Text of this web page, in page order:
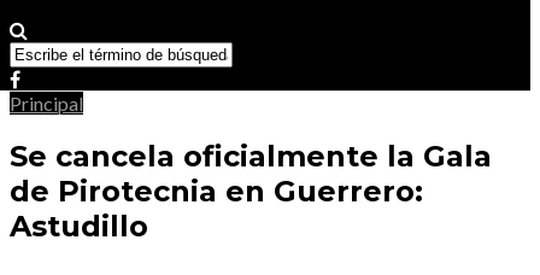
Principal
Se cancela oficialmente la Gala
de Pirotecnia en Guerrero:
Astudillo